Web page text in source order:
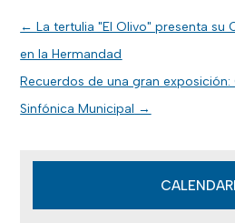
←La tertulia "El Olivo" presenta su
en la Hermandad
Recuerdos de una gran
Sinfónica Municipal →